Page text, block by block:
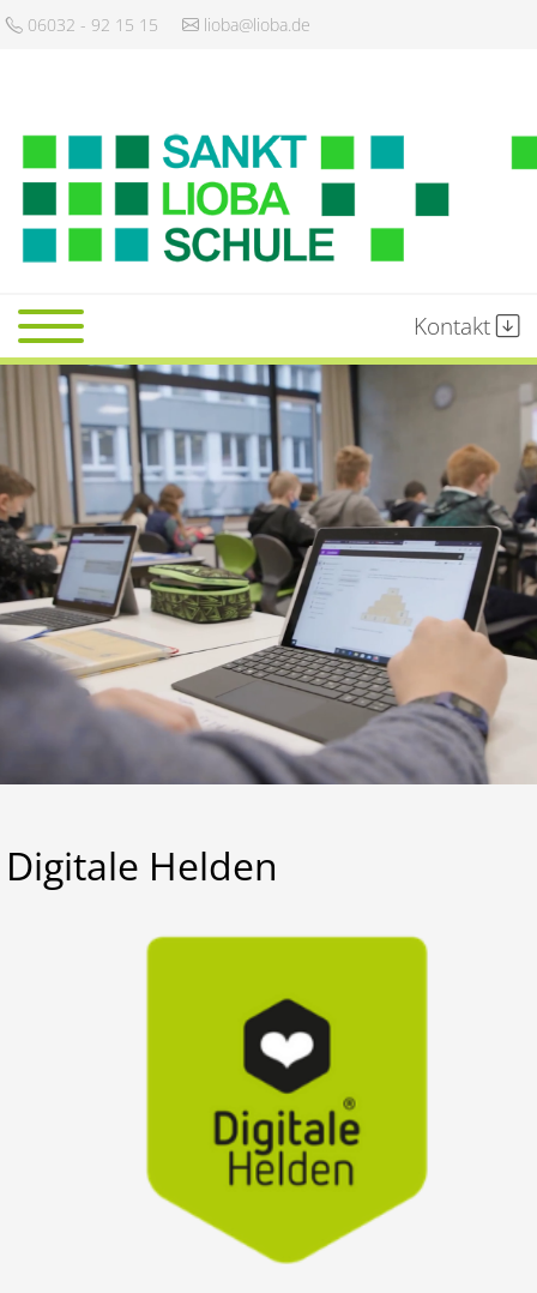
06032 - 92 15 15 lioba@lioba.de
Startseite
Schule
Gemeinschaft
Lernen
Kalender
Kontakt
Digitale Helden